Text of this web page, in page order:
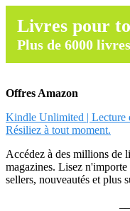
Livres pour
Plus de 6000
Offres Amazon
Kindle Unlimited | Lecture
Résiliez à tout moment.
Accédez à des millions de
magazines. Lisez
sellers, nouveautés et plus